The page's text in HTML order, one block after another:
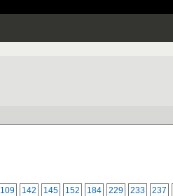
109 142 145 152 184 229 233 237